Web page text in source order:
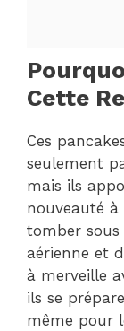
Cette
Ces
seulement
mais ils
nouveauté à
tomber
aérienne et
à merveille
ils se
même pour